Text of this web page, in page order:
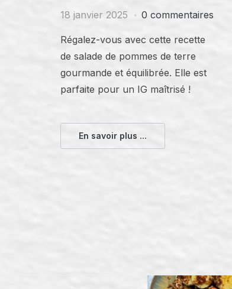
18 janvier 2025
0 commentaires
Régalez-vous avec cette recette
de salade de pommes de terre
gourmande et équilibrée. Elle est
parfaite pour un IG maîtrisé !
En savoir plus ...